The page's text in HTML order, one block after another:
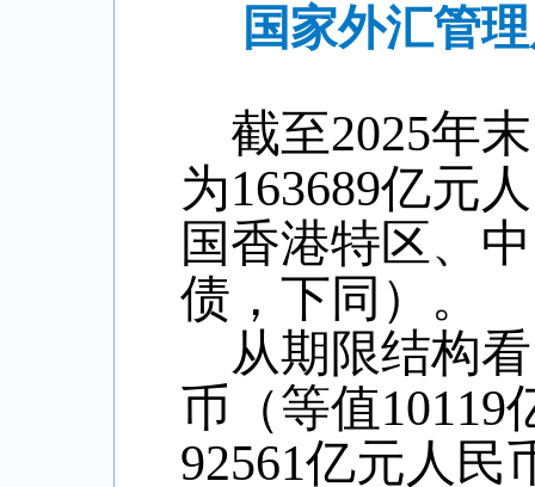
国家外汇管
截至2025年
为163689亿元
国香港特区、
债，下同）。
从期限结构
币（等值10119
92561亿元人民